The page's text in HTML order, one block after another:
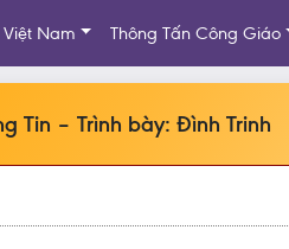
Nam Thông Tấn Công Giáo
Tin – Trình bày: Đình Trinh